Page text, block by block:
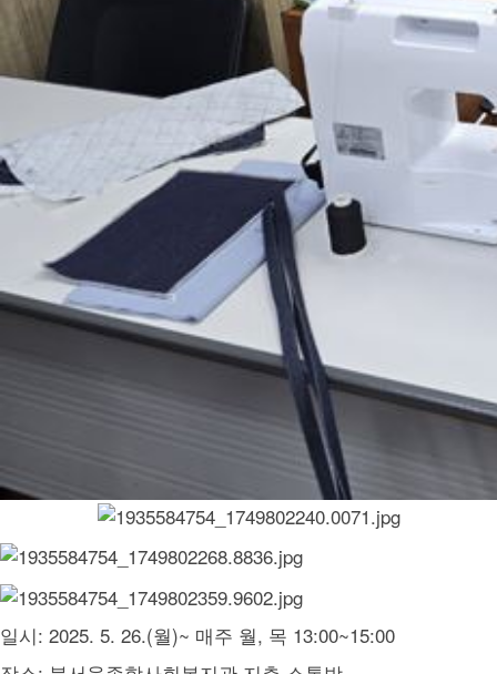
일시: 2025. 5. 26.(월)~ 매주 월, 목 13:00~15:00